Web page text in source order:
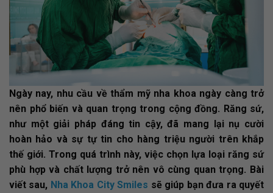
Ngày nay, nhu cầu về thẩm mỹ nha khoa ngày càng trở
nên phổ biến và quan trọng trong cộng đồng. Răng sứ,
như một giải pháp đáng tin cậy, đã mang lại nụ cười
hoàn hảo và sự tự tin cho hàng triệu người trên khắp
thế giới. Trong quá trình này, việc chọn lựa loại răng sứ
phù hợp và chất lượng trở nên vô cùng quan trọng. Bài
viết sau, Nha Khoa City Smiles sẽ giúp bạn đưa ra quyết